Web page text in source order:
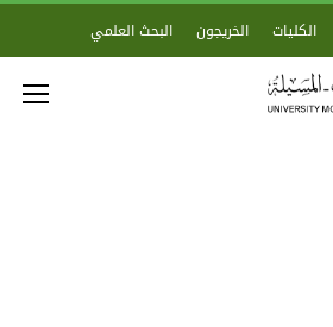
الكليات الخريجون البحث العلمي